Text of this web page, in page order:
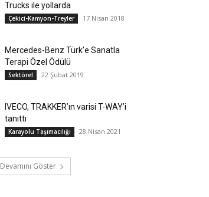
Trucks ile yollarda
Çekici-Kamyon-Treyler 17 Nisan 2018
Mercedes-Benz Türk’e Sanatla
Terapi Özel Ödülü
Sektörel 22 Şubat 2019
IVECO, TRAKKER’ın varisi T-WAY’i
tanıttı
Karayolu Taşımacılığı 28 Nisan 2021
Devamını Göster